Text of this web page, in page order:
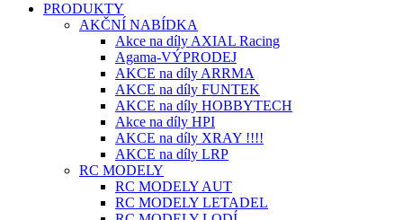
PRODUKTY
AKČNÍ NABÍDKA
Akce na díly AXIAL Racing
Agama-VÝPRODEJ
AKCE na díly ARRMA
AKCE na díly FUNTEK
AKCE na díly HOBBYTECH
Akce na díly HPI
AKCE na díly XRAY !!!!
AKCE na díly LRP
RC MODELY
RC MODELY AUT
RC MODELY LETADEL